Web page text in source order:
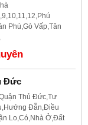
Phú,Gò Vấp,Tân
Đức
Thủ Đức,Tư
Đẫn,Điều
Lo,Có,Nhà Ở,Đất